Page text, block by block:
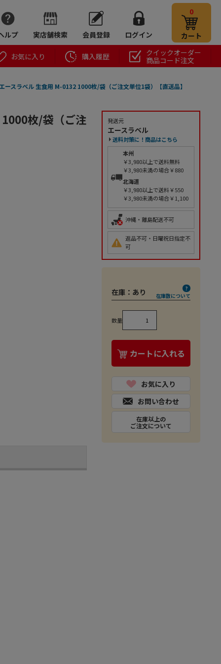
ルプ 実店舗検索 会員登録 ログイン
0
カート
お気に入り 購入履歴
クイックオーダー
商品コード注文
ースラベル 生食用 M-0132 1000枚/袋（ご注文単位1袋）【直送品】
枚/袋（ご注 発送元
エースラベル
送料対策に！商品はこちら
本州
￥3,980以上で送料無料
￥3,980未満の場合￥880
北海道
￥3,980以上で送料￥550
￥3,980未満の場合￥1,100
沖縄・離島配送不可
返品不可・日曜祝日指定不
可
在庫： あり 在庫数について
数量
カートに入れる
お気に入り
お問い合わせ
在庫以上の
ご注文について